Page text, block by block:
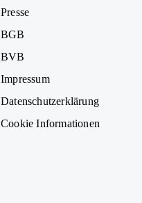
Presse
BGB
BVB
Impressum
Datenschutzerklärung
Cookie Informationen